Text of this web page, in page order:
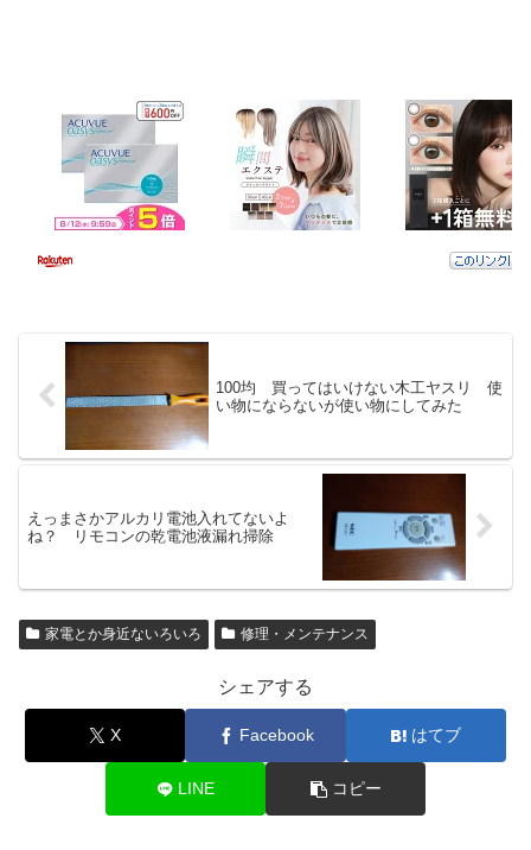
100均 買ってはいけない木工ヤスリ 使
い物にならないが使い物にしてみた
えっまさかアルカリ電池入れてないよ
ね？ リモコンの乾電池液漏れ掃除
家電とか身近ないろいろ 修理・メンテナンス
シェアする
X Facebook はてブ
LINE コピー